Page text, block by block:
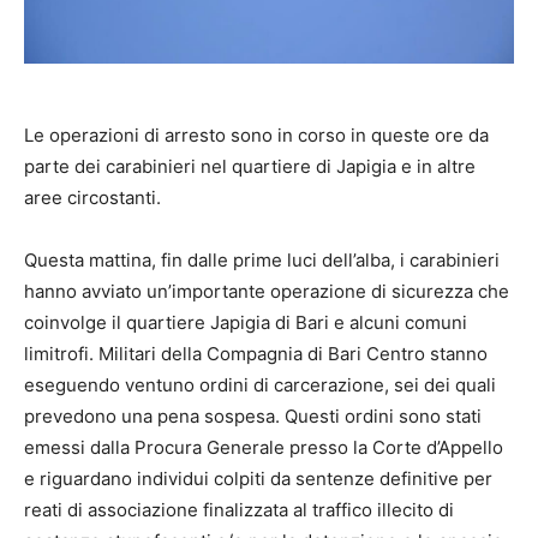
Le operazioni di arresto sono in corso in queste ore da
parte dei carabinieri nel quartiere di Japigia e in altre
aree circostanti.
Questa mattina, fin dalle prime luci dell’alba, i carabinieri
hanno avviato un’importante operazione di sicurezza che
coinvolge il quartiere Japigia di Bari e alcuni comuni
limitrofi. Militari della Compagnia di Bari Centro stanno
eseguendo ventuno ordini di carcerazione, sei dei quali
prevedono una pena sospesa. Questi ordini sono stati
emessi dalla Procura Generale presso la Corte d’Appello
e riguardano individui colpiti da sentenze definitive per
reati di associazione finalizzata al traffico illecito di